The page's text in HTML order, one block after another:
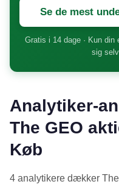
Se de mest
Gratis i 14 dage · Kun
sig
Analytiker-
The GEO
Køb
4 analytikere dækker